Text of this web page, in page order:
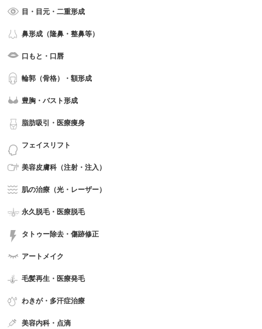
目・目元・二重形成
鼻形成（隆鼻・整鼻等）
口もと・口唇
輪郭（骨格）・額形成
豊胸・バスト形成
脂肪吸引・医療痩身
フェイスリフト
美容皮膚科（注射・注入）
肌の治療（光・レーザー）
永久脱毛・医療脱毛
タトゥー除去・傷跡修正
アートメイク
毛髪再生・医療発毛
わきが・多汗症治療
美容内科・点滴